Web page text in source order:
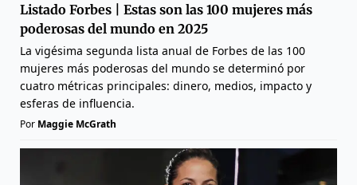
Listado Forbes | Estas son las 100 mujeres más
poderosas del mundo en 2025
La vigésima segunda lista anual de Forbes de las 100
mujeres más poderosas del mundo se determinó por
cuatro métricas principales: dinero, medios, impacto y
esferas de influencia.
Por Maggie McGrath